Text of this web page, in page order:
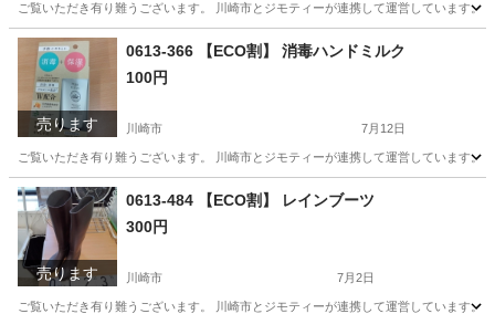
ご覧いただき有り難うございます。 川崎市とジモティーが連携して運営していま
神奈川 川崎市 ボディケア リユース
売ります
0613-366 【ECO割】 消毒ハンドミルク
100円
川崎市 7月12日
ご覧いただき有り難うございます。 川崎市とジモティーが連携して運営していま
神奈川 川崎市 ボディケア リユース
売ります
0613-484 【ECO割】 レインブーツ
300円
川崎市 7月2日
ご覧いただき有り難うございます。 川崎市とジモティーが連携して運営していま